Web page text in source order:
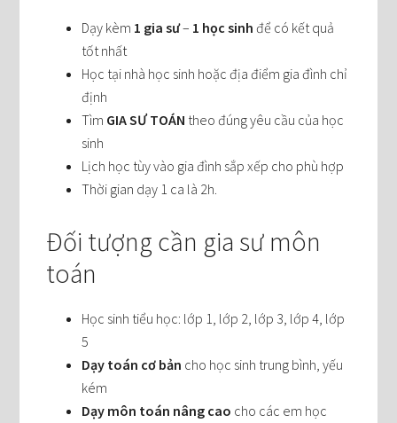
Dạy kèm 1 gia sư– 1 học sinh để có kết quả
tốt nhất
Học tại nhà học sinh hoặc địa điểm gia đình chỉ
định
Tìm GIA SƯ TOÁN theo đúng yêu cầu của học
sinh
Lịch học tùy vào gia đình sắp xếp cho phù hợp
Thời gian dạy 1 ca là 2h.
Đối tượng cần gia sư môn
toán
Học sinh tiểu học: lớp 1, lớp 2, lớp 3, lớp 4, lớp
5
Dạy toán cơ bản cho học sinh trung bình, yếu
kém
Dạy môn toán nâng cao cho các em học